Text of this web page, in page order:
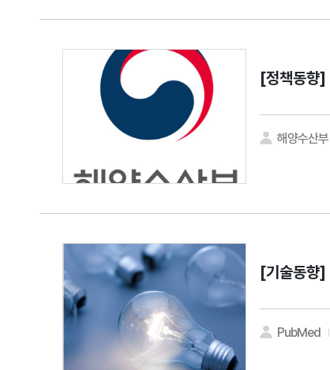
[정책동향]
해양수산부
[기술동향]
PubMed